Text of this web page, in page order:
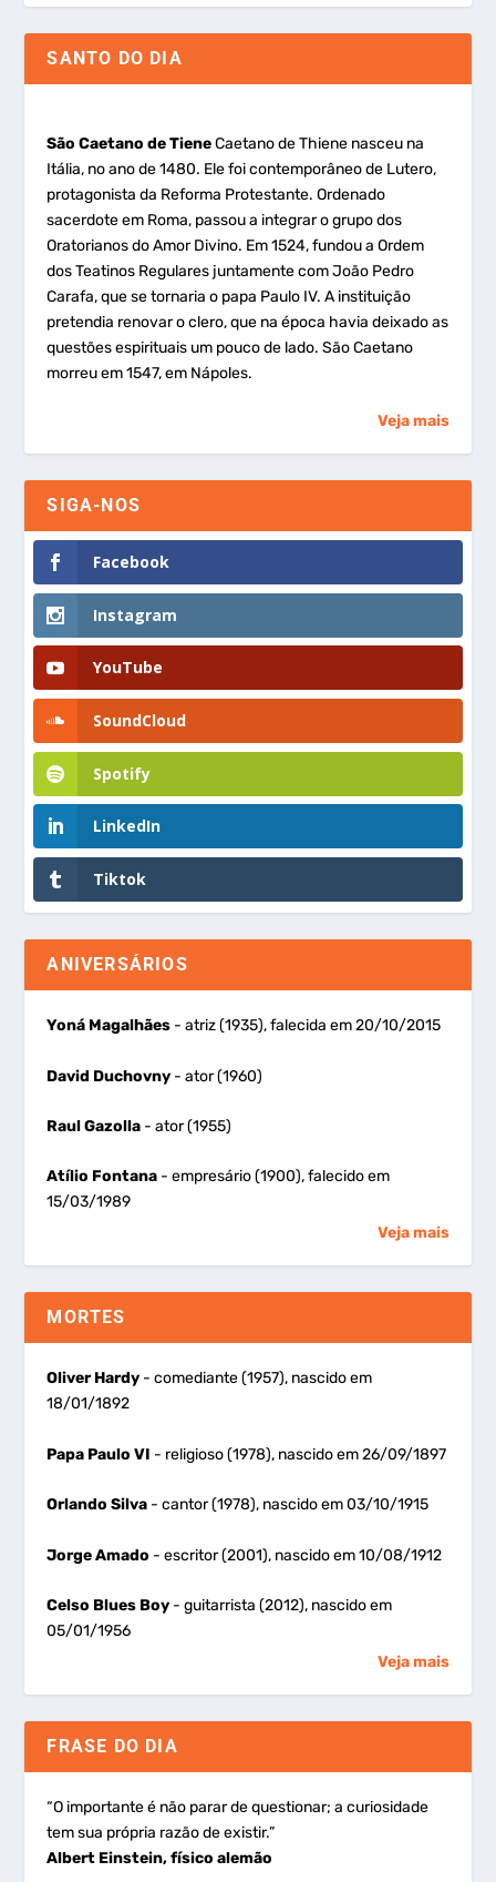
SANTO DO DIA
São Caetano de TieneCaetano de Thiene nasceu na
Itália, no ano de 1480. Ele foi contemporâneo de Lutero,
protagonista da Reforma Protestante. Ordenado
sacerdote em Roma, passou a integrar o grupo dos
Oratorianos do Amor Divino. Em 1524, fundou a Ordem
dos Teatinos Regulares juntamente com João Pedro
Carafa, que se tornaria o papa Paulo IV. A instituição
pretendia renovar o clero, que na época havia deixado as
questões espirituais um pouco de lado. São Caetano
morreu em 1547, em Nápoles.
Veja mais
SIGA-NOS
Facebook
Instagram
YouTube
SoundCloud
Spotify
LinkedIn
Tiktok
ANIVERSÁRIOS
Yoná Magalhães - atriz (1935), falecida em 20/10/2015
David Duchovny - ator (1960)
Raul Gazolla - ator (1955)
Atílio Fontana - empresário (1900), falecido em
15/03/1989
Veja mais
MORTES
Oliver Hardy - comediante (1957), nascido em
18/01/1892
Papa Paulo VI - religioso (1978), nascido em 26/09/1897
Orlando Silva - cantor (1978), nascido em 03/10/1915
Jorge Amado - escritor (2001), nascido em 10/08/1912
Celso Blues Boy - guitarrista (2012), nascido em
05/01/1956
Veja mais
FRASE DO DIA
“O importante é não parar de questionar; a curiosidade
tem sua própria razão de existir.”
Albert Einstein, físico alemão